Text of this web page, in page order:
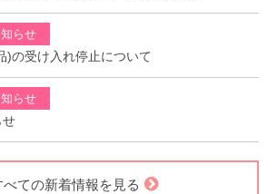
らせ
)の受け入れ停止について
らせ
せ
べての新着情報を見る